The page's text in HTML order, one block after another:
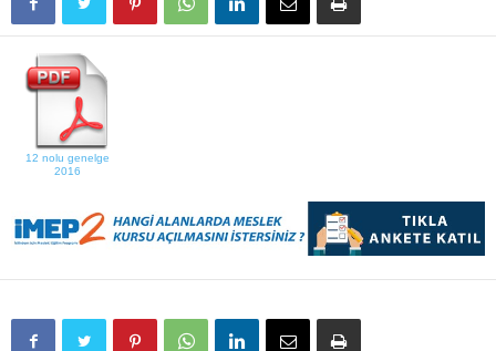
12 nolu genelge
2016